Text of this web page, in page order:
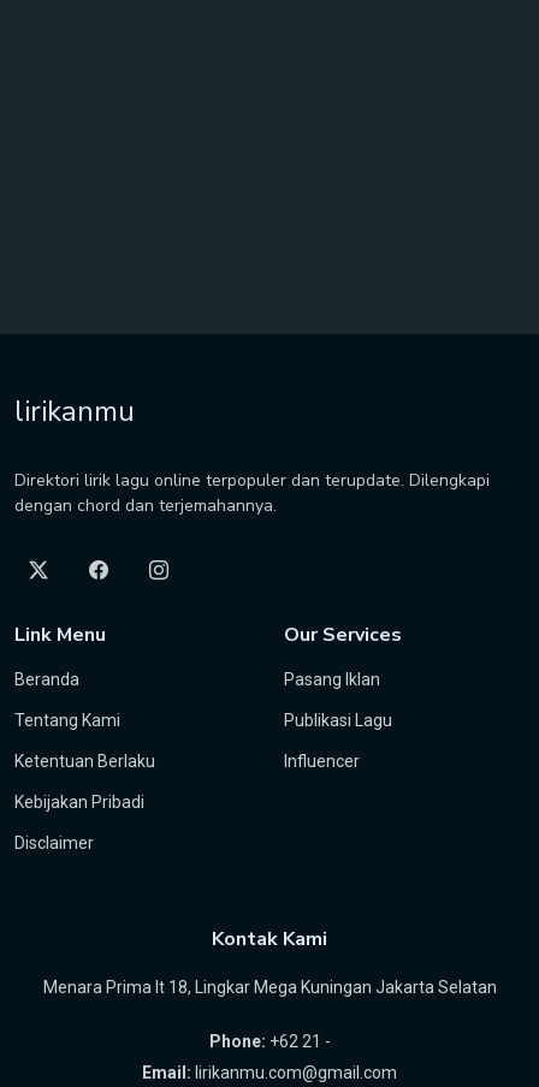
lirikanmu
Direktori lirik lagu online terpopuler dan terupdate. Dilengkapi
dengan chord dan terjemahannya.
Link Menu
Beranda
Tentang Kami
Ketentuan Berlaku
Kebijakan Pribadi
Disclaimer
Our Services
Pasang Iklan
Publikasi Lagu
Influencer
Kontak Kami
Menara Prima lt 18, Lingkar Mega Kuningan Jakarta Selatan
Phone: +62 21 -
Email: lirikanmu.com@gmail.com